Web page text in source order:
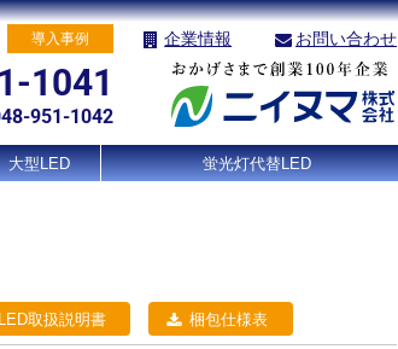
導入事例
1041
951-1042
企業情報 お問い合わせ
大型LED 蛍光灯代替LED
取扱説明書 梱包仕様表